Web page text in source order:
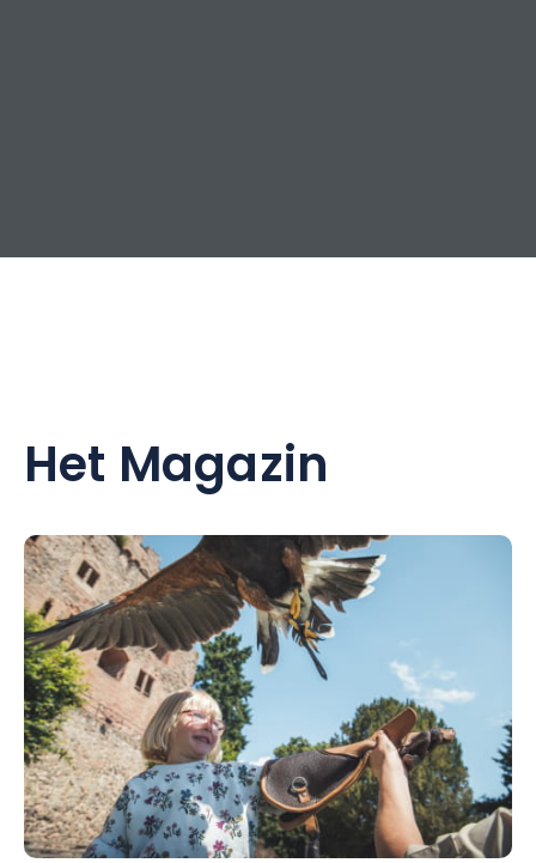
Het Magazin